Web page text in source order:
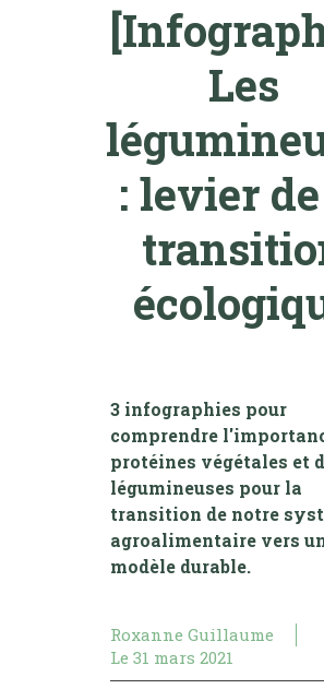
Les
: levier
3 infographies pour
comprendre
protéines végétales et
légumineuses pour la
transition de notre
agroalimentaire vers
modèle durable.
Roxanne Guillaume
Le 31 mars 2021